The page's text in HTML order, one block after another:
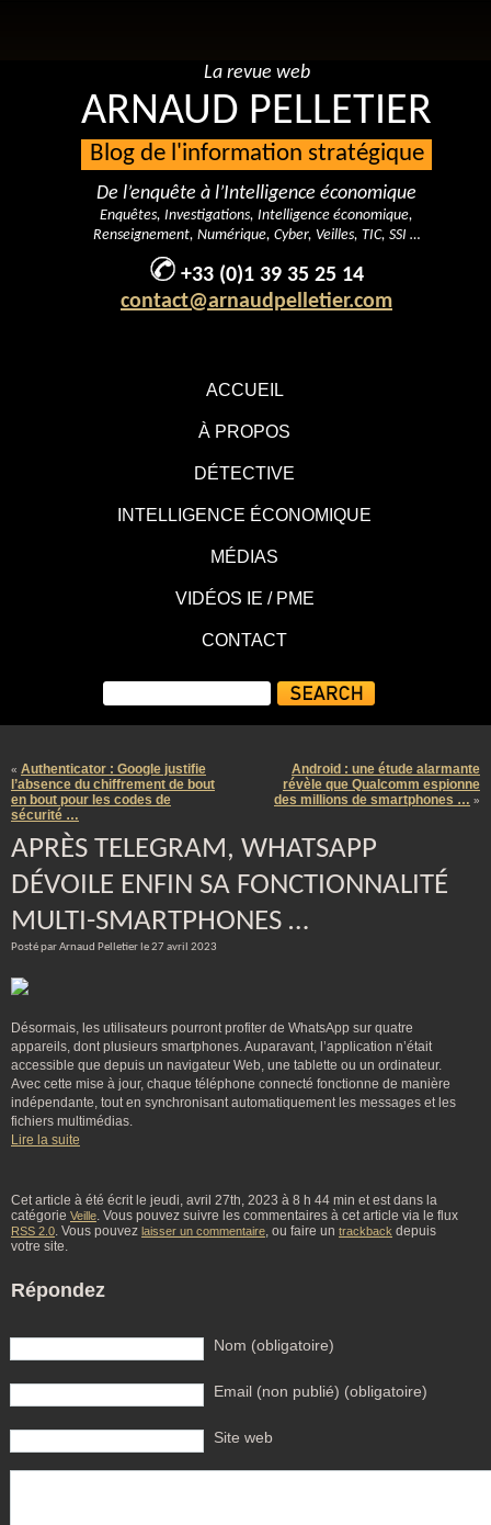
ACCUEIL
À PROPOS
DÉTECTIVE
INTELLIGENCE ÉCONOMIQUE
MÉDIAS
VIDÉOS IE / PME
CONTACT
La revue web
ARNAUD PELLETIER
Blog de l'information stratégique
De l’enquête à l’Intelligence économique
Enquêtes, Investigations, Intelligence économique,
Renseignement, Numérique, Cyber, Veilles, TIC, SSI …
+33 (0)1 39 35 25 14
contact@arnaudpelletier.com
« Authenticator : Google justifie
l’absence du chiffrement de bout
en bout pour les codes de
sécurité …
Android : une étude alarmante
révèle que Qualcomm espionne
des millions de smartphones … »
APRÈS TELEGRAM, WHATSAPP
DÉVOILE ENFIN SA FONCTIONNALITÉ
MULTI-SMARTPHONES …
Posté par Arnaud Pelletier le 27 avril 2023
Désormais, les utilisateurs pourront profiter de WhatsApp sur quatre
appareils, dont plusieurs smartphones. Auparavant, l’application n’était
accessible que depuis un navigateur Web, une tablette ou un ordinateur.
Avec cette mise à jour, chaque téléphone connecté fonctionne de manière
indépendante, tout en synchronisant automatiquement les messages et les
fichiers multimédias.
Lire la suite
Cet article à été écrit le jeudi, avril 27th, 2023 à 8 h 44 min et est dans la
catégorie Veille. Vous pouvez suivre les commentaires à cet article via le flux
RSS 2.0. Vous pouvez laisser un commentaire, ou faire un trackback depuis
votre site.
Répondez
Nom (obligatoire)
Email (non publié) (obligatoire)
Site web